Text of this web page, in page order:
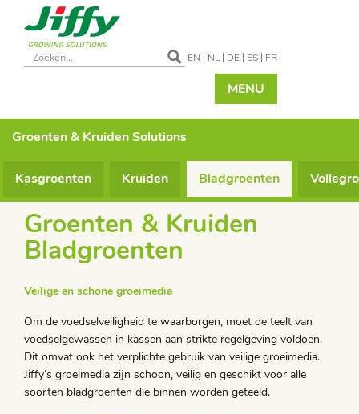
EN NL DE ES FR
MENU
Groenten & KruidenSolutions
Kasgroenten Kruiden Bladgroenten
Groenten & Kruiden
Bladgroenten
Veilige en schone groeimedia
Om de voedselveiligheid te waarborgen, moet de teelt van
voedselgewassen in kassen aan strikte regelgeving voldoen.
Dit omvat ook het verplichte gebruik van veilige groeimedia.
Jiffy’s groeimedia zijn schoon, veilig en geschikt voor alle
soorten bladgroenten die binnen worden geteeld.